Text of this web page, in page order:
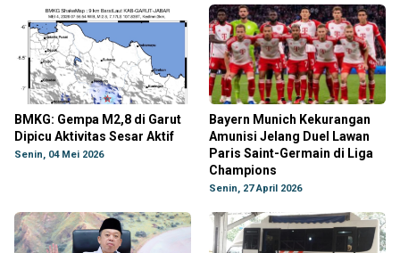
BMKG: Gempa M2,8 di Garut
Dipicu Aktivitas Sesar Aktif
Senin, 04 Mei 2026
Bayern Munich Kekurangan
Amunisi Jelang Duel Lawan
Paris Saint-Germain di Liga
Champions
Senin, 27 April 2026